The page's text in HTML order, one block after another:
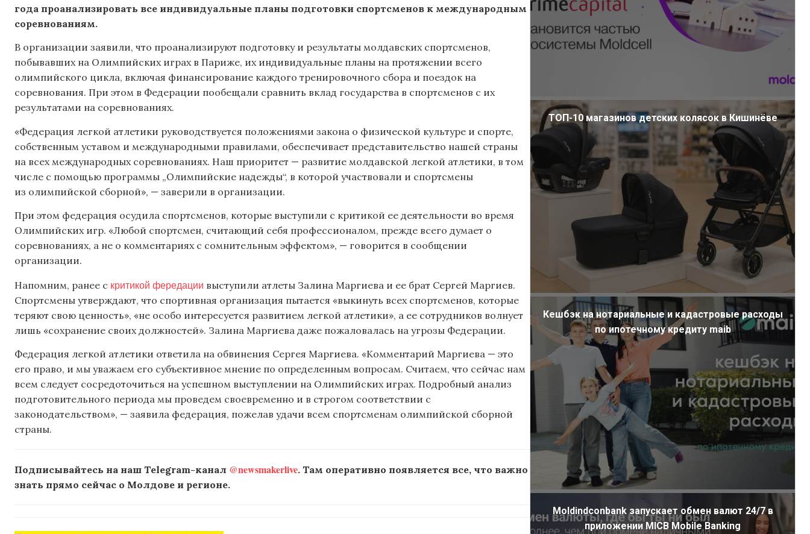
года проанализировать все индивидуальные планы подготовки спортсменов к международным
соревнованиям.
В организации заявили, что проанализируют подготовку и результаты молдавских спортсменов,
побывавших на Олимпийских играх в Париже, их индивидуальные планы на протяжении всего
олимпийского цикла, включая финансирование каждого тренировочного сбора и поездок на
соревнования. При этом в Федерации пообещали сравнить вклад государства в спортсменов с их
результатами на соревнованиях.
«Федерация легкой атлетики руководствуется положениями закона о физической культуре и спорте,
собственным уставом и международными правилами, обеспечивает представительство нашей страны
на всех международных соревнованиях. Наш приоритет — развитие молдавской легкой атлетики, в том
числе с помощью программы „Олимпийские надежды“, в которой участвовали и спортсмены
из олимпийской сборной», — заверили в организации.
При этом федерация осудила спортсменов, которые выступили с критикой ее деятельности во время
Олимпийских игр. «Любой спортсмен, считающий себя профессионалом, прежде всего думает о
соревнованиях, а не о комментариях с сомнительным эффектом», — говорится в сообщении
организации.
Напомним, ранее с критикой фередации выступили атлеты Залина Маргиева и ее брат Сергей Маргиев.
Спортсмены утверждают, что спортивная организация пытается «выкинуть всех спортсменов, которые
теряют свою ценность», «не особо интересуется развитием легкой атлетики», а ее сотрудников волнует
лишь «сохранение своих должностей». Залина Маргиева даже пожаловалась на угрозы Федерации.
Федерация легкой атлетики ответила на обвинения Сергея Маргиева. «Комментарий Маргиева — это
его право, и мы уважаем его субъективное мнение по определенным вопросам. Считаем, что сейчас нам
всем следует сосредоточиться на успешном выступлении на Олимпийских играх. Подробный анализ
подготовительного периода мы проведем своевременно и в строгом соответствии с
законодательством», — заявила федерация, пожелав удачи всем спортсменам олимпийской сборной
страны.
Подписывайтесь на наш Telegram-канал @newsmakerlive. Там оперативно появляется все, что важно
знать прямо сейчас о Молдове и регионе.
ТОП-10 магазинов детских колясок в Кишинёве
Кешбэк на нотариальные и кадастровые расходы
по ипотечному кредиту maib
Moldindconbank запускает обмен валют 24/7 в
приложении MICB Mobile Banking